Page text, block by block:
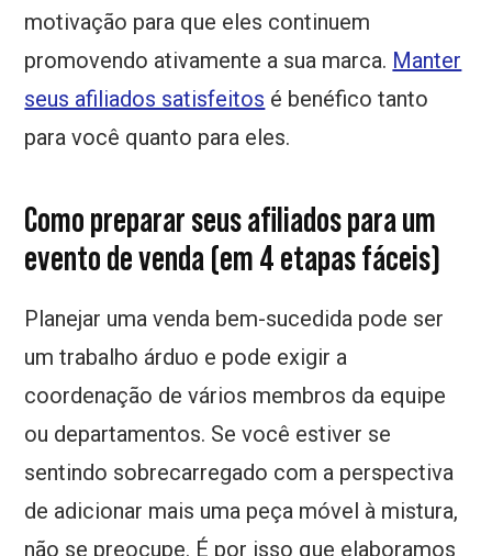
motivação para que eles continuem
promovendo ativamente a sua marca. Manter
seus afiliados satisfeitos é benéfico tanto
para você quanto para eles.
Como preparar seus afiliados para um
evento de venda (em 4 etapas fáceis)
Planejar uma venda bem-sucedida pode ser
um trabalho árduo e pode exigir a
coordenação de vários membros da equipe
ou departamentos. Se você estiver se
sentindo sobrecarregado com a perspectiva
de adicionar mais uma peça móvel à mistura,
não se preocupe. É por isso que elaboramos